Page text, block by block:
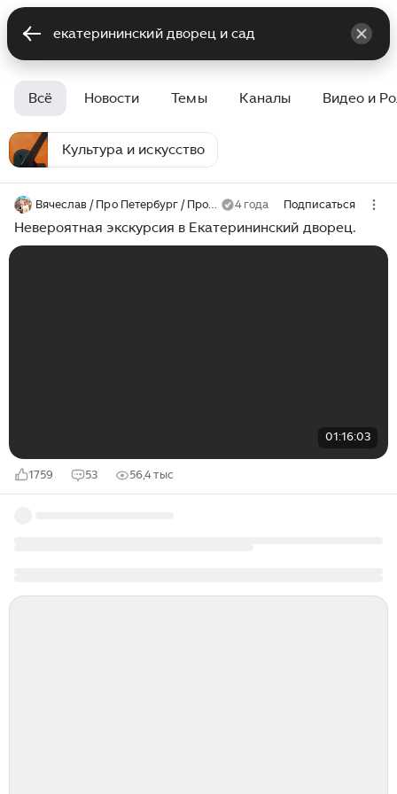
Всё Новости Темы Каналы Видео и
Культура и искусство
Вячеслав / Про Петербург / Прогулки 4 года Подписаться
Невероятная экскурсия в Екатерининский дворец.
01:16:03
1759 53 56,4 тыс